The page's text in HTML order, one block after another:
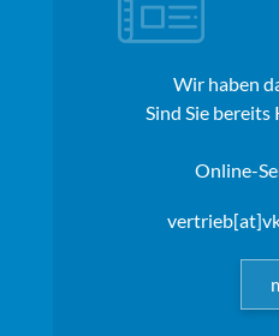
Wir haben
Sind Sie bereits
Online-